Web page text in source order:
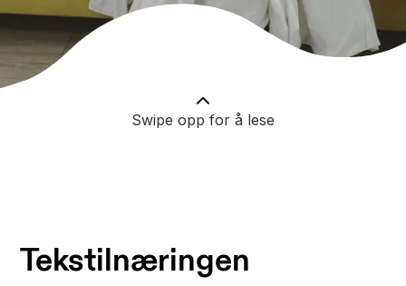
Swipe opp for å lese
Tekstilnæringen